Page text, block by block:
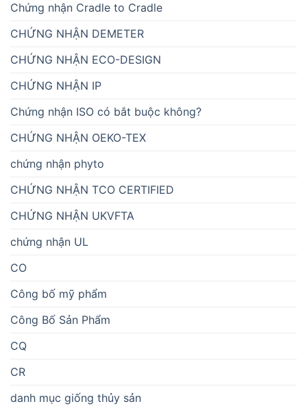
Chứng nhận Cradle to Cradle
CHỨNG NHẬN DEMETER
CHỨNG NHẬN ECO-DESIGN
CHỨNG NHẬN IP
Chứng nhận ISO có bắt buộc không?
CHỨNG NHẬN OEKO-TEX
chứng nhận phyto
CHỨNG NHẬN TCO CERTIFIED
CHỨNG NHẬN UKVFTA
chứng nhận UL
CO
Công bố mỹ phẩm
Công Bố Sản Phẩm
CQ
CR
danh mục giống thủy sản